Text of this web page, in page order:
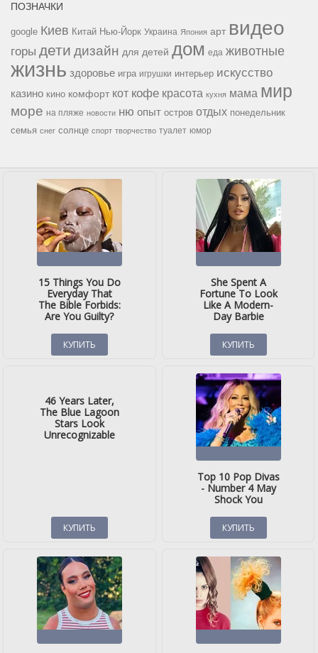
ПОЗНАЧКИ
google Киев Китай Нью-Йорк Украина Япония арт видео
горы дети дизайн для детей дом еда животные
жизнь здоровье игра игрушки интерьер искусство
казино кино комфорт кот кофе красота кухня мама мир
море на пляже новости ню опыт остров отдых понедельник
семья снег солнце спорт творчество туалет юмор